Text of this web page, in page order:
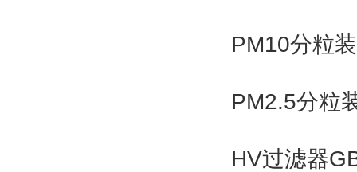
PM10分粒
PM2.5分粒
HV过滤器